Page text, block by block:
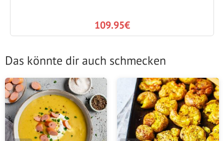
109.95€
Das könnte dir auch schmecken